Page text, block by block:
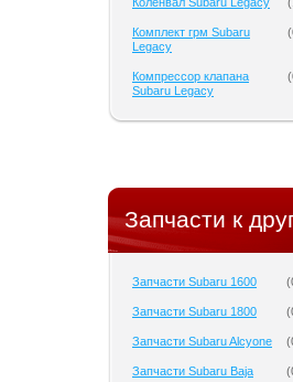
Комплект грм Subaru
Legacy
(
Компрессор клапана
Subaru Legacy
(
Запчасти к
Запчасти Subaru 1600 (
Запчасти Subaru 1800 (
Запчасти Subaru Alcyone (
Запчасти Subaru Baja (